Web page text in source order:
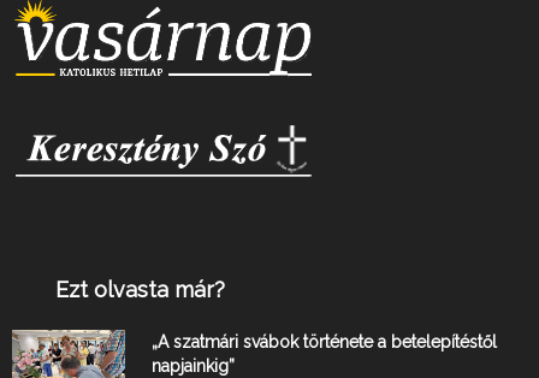
Ezt olvasta már?
„A szatmári svábok története a betelepítéstől
napjainkig”